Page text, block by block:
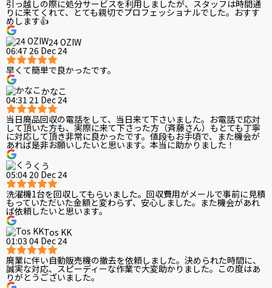
引っ越しの際に処分サービスを利用しましたが、スタッフは時間通
りに来てくれて、とても親切でプロフェッショナルでした。おすす
めします👍
24 OZIW
06:47 26 Dec 24
早くて簡単で良かったです。
かなこ
04:31 21 Dec 24
当日廃品回収の電話をして、当日来て下さいました。お電話で応対
して頂いた方も、実際に来て下さった方（斉藤さん）もとても丁寧
に対応して頂き非常に良かったです。値段もお手頃で、また機会が
あれば是非お願いしたいと思います。本当に助かりました！
くう
05:04 20 Dec 24
洗濯機1台を回収してもらいました。回収費用がメールで事前に見積
もっていただいた金額と変わらず、安心しました。また機会があれ
ば依頼したいと思います。
Tos KK
01:03 04 Dec 24
廃業に伴い自動販売機の撤去を依頼しました。決められた時間に、
誠実な対応、スピーディーな作業で大変助かりました。この度はあ
りがとうございました。